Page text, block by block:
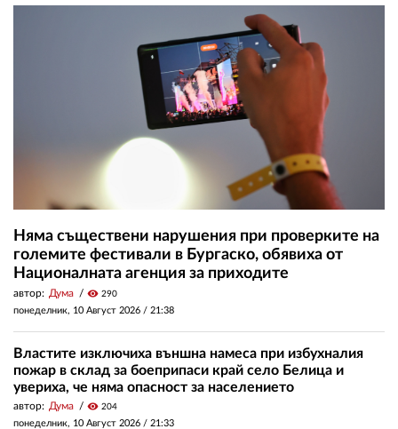
Няма съществени нарушения при проверките на
големите фестивали в Бургаско, обявиха от
Националната агенция за приходите
автор: Дума visibility 290
понеделник, 10 Август 2026 / 21:38
Властите изключиха външна намеса при избухналия
пожар в склад за боеприпаси край село Белица и
увериха, че няма опасност за населението
автор: Дума visibility 204
понеделник, 10 Август 2026 / 21:33